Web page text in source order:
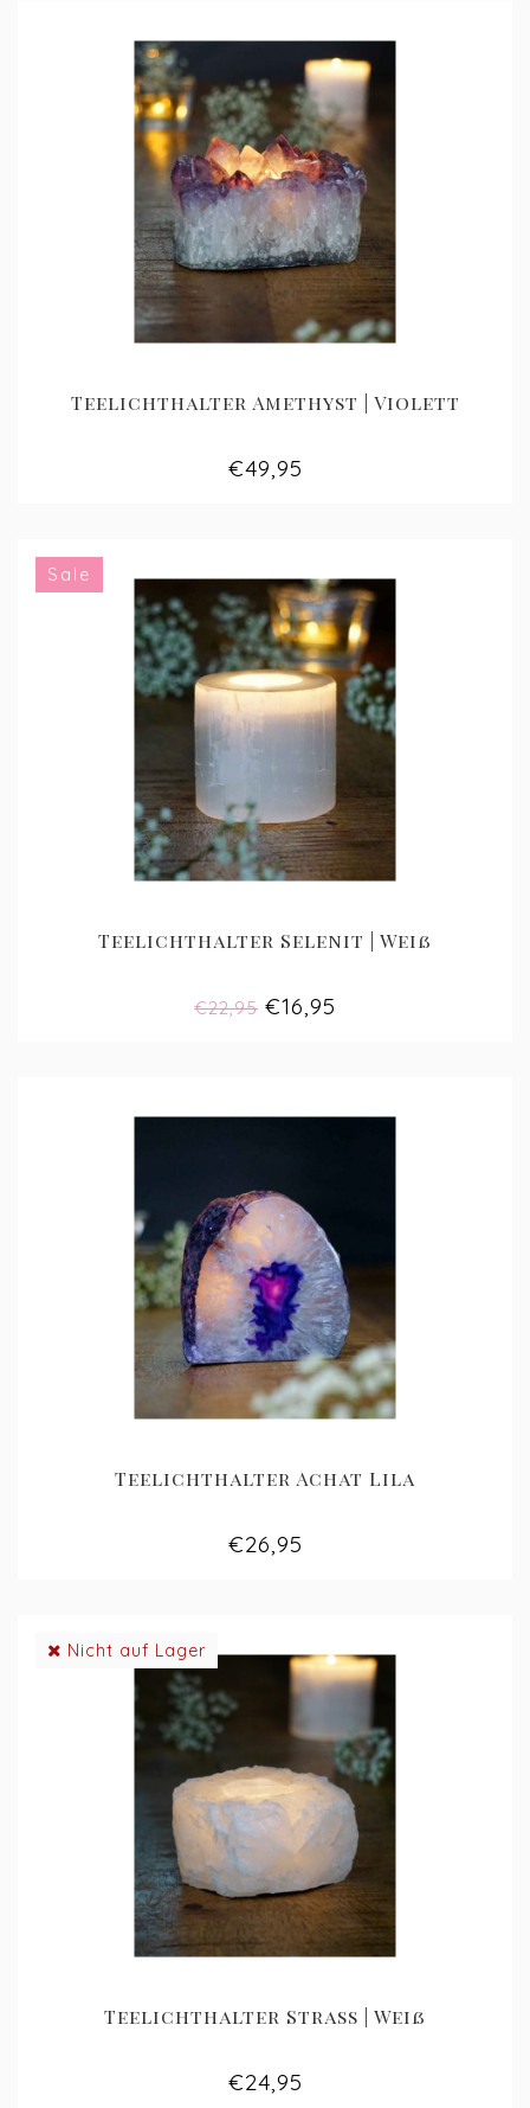
Teelichthalter Amethyst | Violett
€49,95
Sale
Teelichthalter Selenit | Weiß
€22,95 €16,95
Teelichthalter Achat Lila
€26,95
Nicht auf Lager
Teelichthalter Strass | Weiß
€24,95